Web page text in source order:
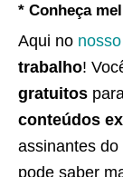
* Conheça
Aqui no
trabalho!
gratuitos
conteúdos
assinantes do
pode saber